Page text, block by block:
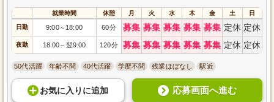
就業時間 休憩 月 火 水 木 金 土 日
日勤 9:00～ 18:00 60分 募集 募集 募集 募集 募集 定休 定休
夜勤 18:00～ 翌9:00 120分 募集 募集 募集 募集 募集 定休 定休
50代活躍 年齢不問 40代活躍 学歴不問 残業ほぼなし 駅近
お気に入り に追加 応募画面へ進む